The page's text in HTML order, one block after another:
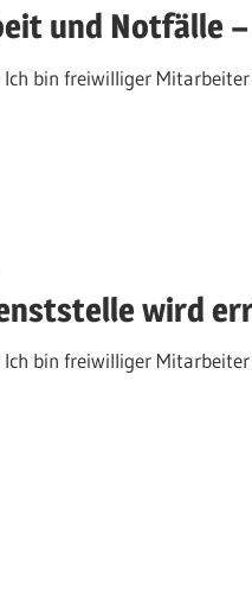
und Notfälle
bin freiwilliger
wird
bin freiwilliger